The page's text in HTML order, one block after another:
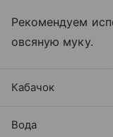
Рекомендуем
овсяную муку.
Кабачок
Вода